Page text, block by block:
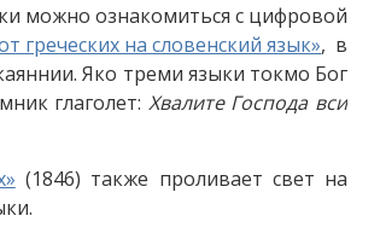
можно ознакомиться с цифровой
греческих на словенский язык», в
Яко треми языки токмо Бог
глаголет: Хвалите Господа вси
(1846) также проливает свет на